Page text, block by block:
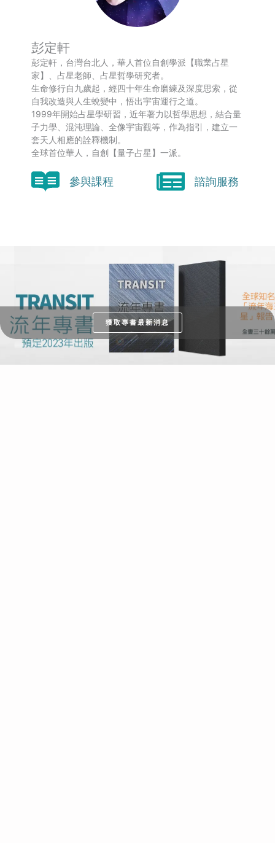
彭定軒
彭定軒，台灣台北人，華人首位自創學派【職業占星
家】、占星老師、占星哲學研究者。
生命修行自九歲起，經四十年生命磨練及深度思索，從
自我改造與人生蛻變中，悟出宇宙運行之道。
1999年開始占星學研習，近年著力以哲學思想，結合量
子力學、混沌理論、全像宇宙觀等，作為指引，建立一
套天人相應的詮釋機制。
全球首位華人，自創【量子占星】一派。
參與課程 諮詢服務
獲取專書最新消息